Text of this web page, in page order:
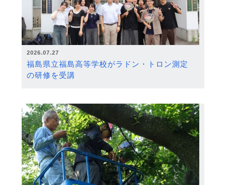
2026.07.27
福島県立福島高等学校がラドン・トロン測定
の研修を受講